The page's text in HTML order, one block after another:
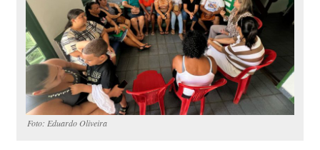
Foto: Eduardo Oliveira